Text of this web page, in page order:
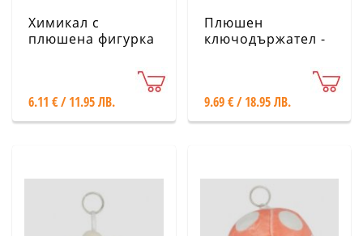
Химикал с
плюшена фигурка
6.11 € / 11.95 ЛВ.
Плюшен
ключодържател -
9.69 € / 18.95 ЛВ.